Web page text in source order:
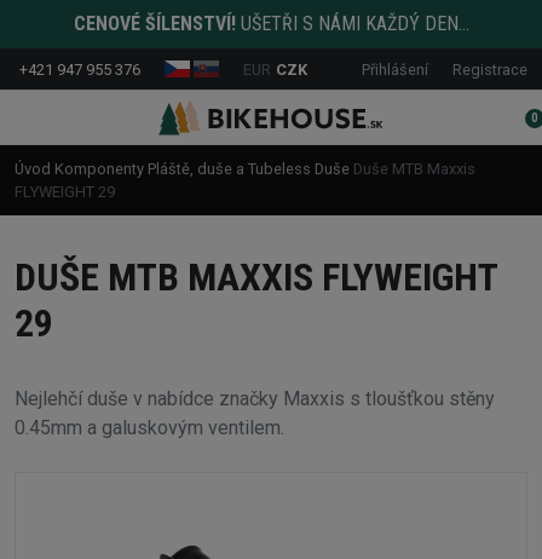
CENOVÉ ŠÍLENSTVÍ! UŠETŘI S NÁMI KAŽDÝ DEN...
+421 947 955 376 EUR CZK Přihlášení Registrace
0
Úvod Komponenty Pláště, duše a Tubeless Duše Duše MTB Maxxis
FLYWEIGHT 29
DUŠE MTB MAXXIS FLYWEIGHT
29
Nejlehčí duše v nabídce značky Maxxis s tloušťkou stěny
0.45mm a galuskovým ventilem.